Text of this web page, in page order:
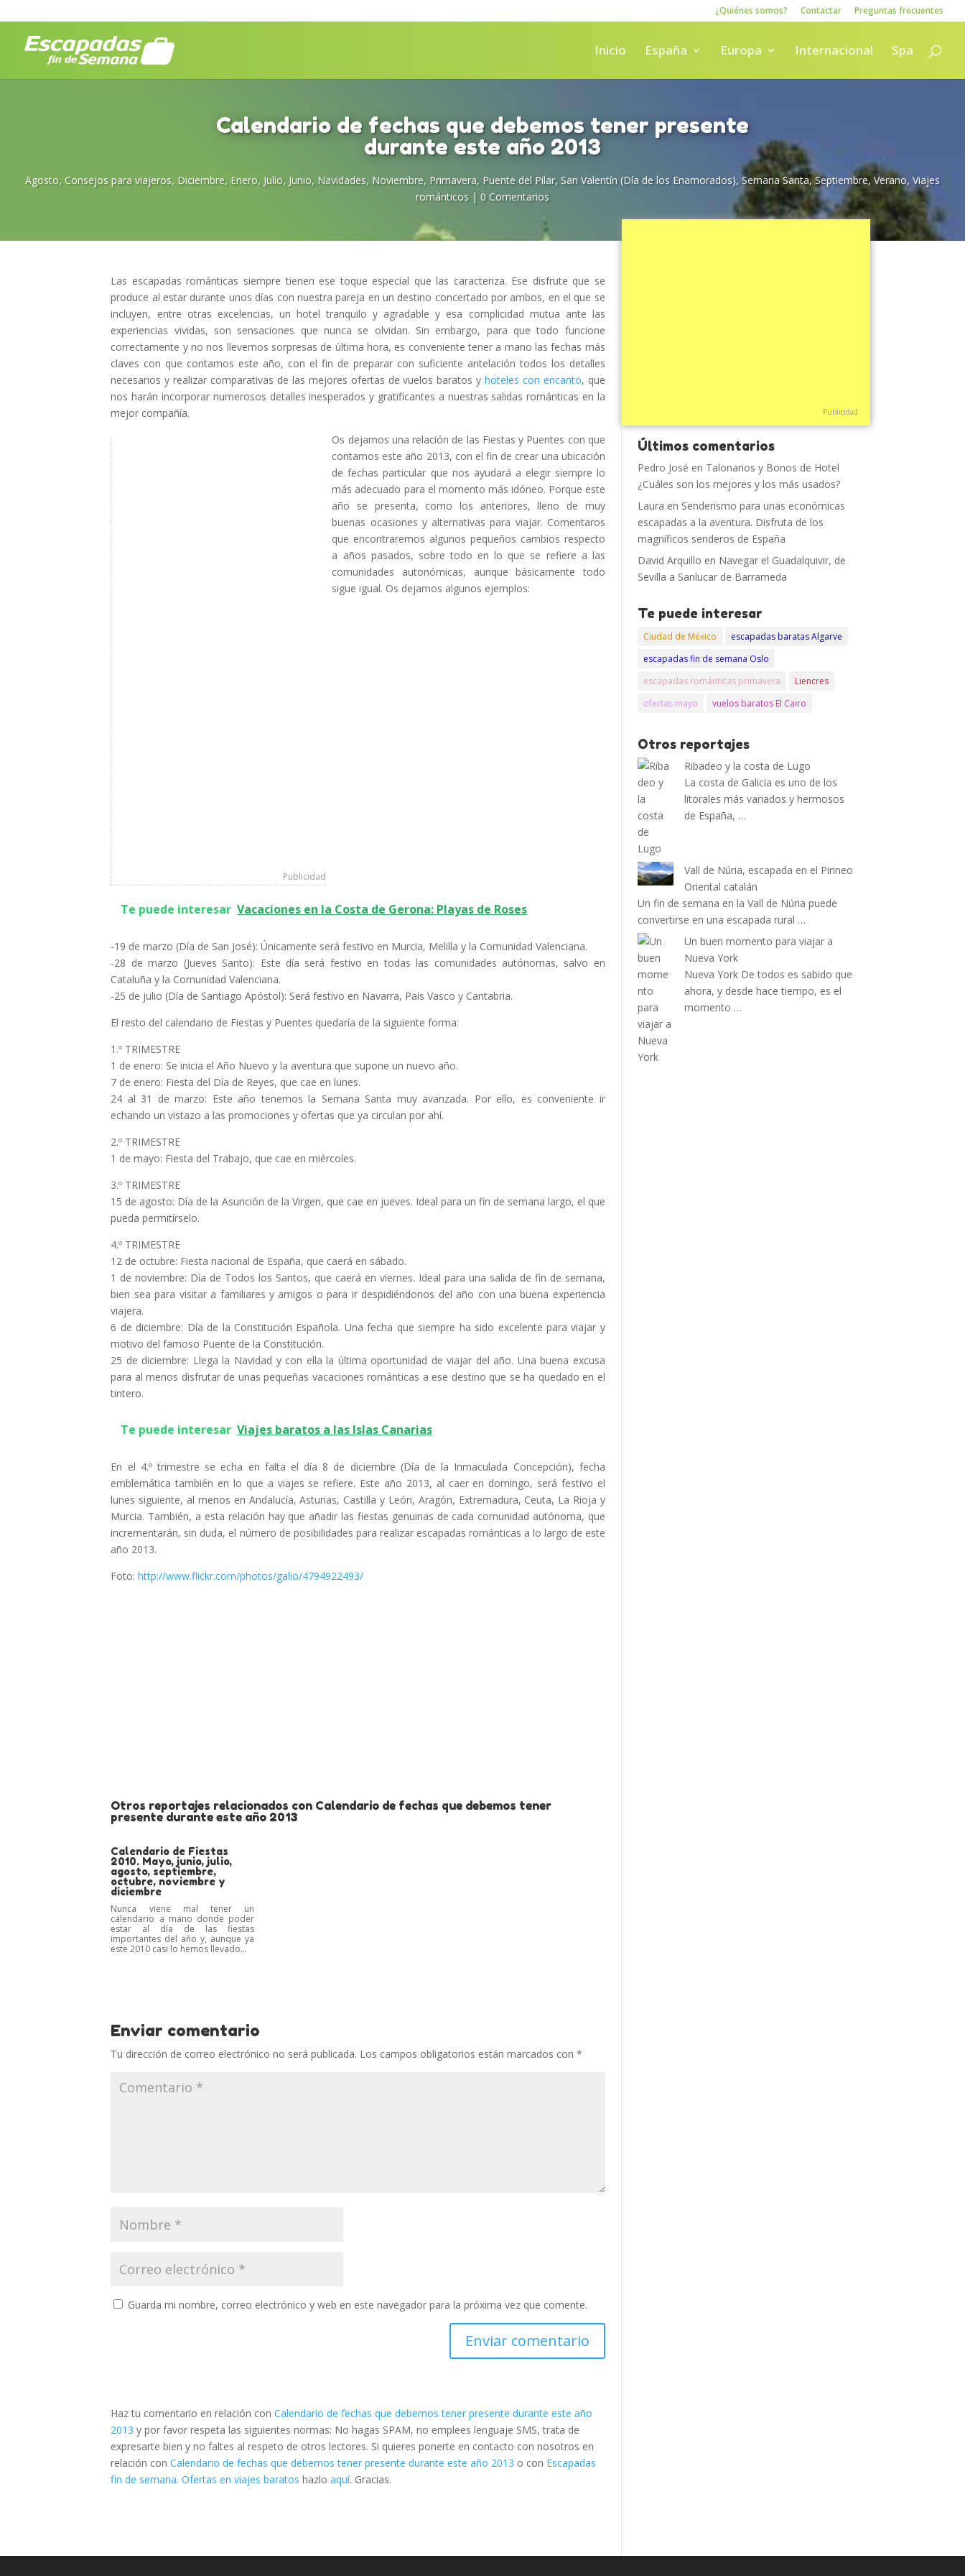
¿Quiénes somos? Contactar Preguntas frecuentes
Inicio España Europa Internacional Spa
Calendario de fechas que debemos tener presente
durante este año 2013
Agosto, Consejos para viajeros, Diciembre, Enero, Julio, Junio, Navidades, Noviembre, Primavera, Puente del Pilar, San Valentín (Día de los Enamorados), Semana Santa,Septiembre, Verano, Viajes
románticos | 0 Comentarios
Las escapadas románticas siempre tienen ese toque especial que las caracteriza. Ese disfrute que se
produce al estar durante unos días con nuestra pareja en un destino concertado por ambos, en el que se
incluyen, entre otras excelencias, un hotel tranquilo y agradable y esa complicidad mutua ante las
experiencias vividas, son sensaciones que nunca se olvidan. Sin embargo, para que todo funcione
correctamente y no nos llevemos sorpresas de última hora, es conveniente tener a mano las fechas más
claves con que contamos este año, con el fin de preparar con suficiente antelación todos los detalles
necesarios y realizar comparativas de las mejores ofertas de vuelos baratos yhoteles con encanto, que
nos harán incorporar numerosos detalles inesperados y gratificantes a nuestras salidas románticas en la
mejor compañía.
Publicidad
Os dejamos una relación de las Fiestas y Puentes con que
contamos este año 2013, con el fin de crear una ubicación
de fechas particular que nos ayudará a elegir siempre lo
más adecuado para el momento más idóneo. Porque este
año se presenta, como los anteriores, lleno de muy
buenas ocasiones y alternativas para viajar. Comentaros
que encontraremos algunos pequeños cambios respecto
a años pasados, sobre todo en lo que se refiere a las
comunidades autonómicas, aunque básicamente todo
sigue igual. Os dejamos algunos ejemplos:
Te puede interesar Vacaciones en la Costa de Gerona: Playas de Roses
-19 de marzo (Día de San José): Únicamente será festivo en Murcia, Melilla y la Comunidad Valenciana.
-28 de marzo (Jueves Santo): Este día será festivo en todas las comunidades autónomas, salvo en
Cataluña y la Comunidad Valenciana.
-25 de julio (Día de Santiago Apóstol): Será festivo en Navarra, País Vasco y Cantabria.
El resto del calendario de Fiestas y Puentes quedaría de la siguiente forma:
1.º TRIMESTRE
1 de enero: Se inicia el Año Nuevo y la aventura que supone un nuevo año.
7 de enero: Fiesta del Día de Reyes, que cae en lunes.
24 al 31 de marzo: Este año tenemos la Semana Santa muy avanzada. Por ello, es conveniente ir
echando un vistazo a las promociones y ofertas que ya circulan por ahí.
2.º TRIMESTRE
1 de mayo: Fiesta del Trabajo, que cae en miércoles.
3.º TRIMESTRE
15 de agosto: Día de la Asunción de la Virgen, que cae en jueves. Ideal para un fin de semana largo, el que
pueda permitírselo.
4.º TRIMESTRE
12 de octubre: Fiesta nacional de España, que caerá en sábado.
1 de noviembre: Día de Todos los Santos, que caerá en viernes. Ideal para una salida de fin de semana,
bien sea para visitar a familiares y amigos o para ir despidiéndonos del año con una buena experiencia
viajera.
6 de diciembre: Día de la Constitución Española. Una fecha que siempre ha sido excelente para viajar y
motivo del famoso Puente de la Constitución.
25 de diciembre: Llega la Navidad y con ella la última oportunidad de viajar del año. Una buena excusa
para al menos disfrutar de unas pequeñas vacaciones románticas a ese destino que se ha quedado en el
tintero.
Te puede interesar Viajes baratos a las Islas Canarias
En el 4.º trimestre se echa en falta el día 8 de diciembre (Día de la Inmaculada Concepción), fecha
emblemática también en lo que a viajes se refiere. Este año 2013, al caer en domingo, será festivo el
lunes siguiente, al menos en Andalucía, Asturias, Castilla y León, Aragón, Extremadura, Ceuta, La Rioja y
Murcia. También, a esta relación hay que añadir las fiestas genuinas de cada comunidad autónoma, que
incrementarán, sin duda, el número de posibilidades para realizar escapadas románticas a lo largo de este
año 2013.
Foto:http://www.flickr.com/photos/galio/4794922493/
Otros reportajes relacionados con Calendario de fechas que debemos tener
presente durante este año 2013
Calendario de Fiestas
2010. Mayo, junio, julio,
agosto, septiembre,
octubre, noviembre y
diciembre
Nunca viene mal tener un
calendario a mano donde poder
estar al día de las fiestas
importantes del año y, aunque ya
este 2010 casi lo hemos llevado...
Enviar comentario
Tu dirección de correo electrónico no será publicada. Los campos obligatorios están marcados con*
Guarda mi nombre, correo electrónico y web en este navegador para la próxima vez que comente.
Haz tu comentario en relación conCalendario de fechas que debemos tener presente durante este año
2013 y por favor respeta las siguientes normas: No hagas SPAM, no emplees lenguaje SMS, trata de
expresarte bien y no faltes al respeto de otros lectores. Si quieres ponerte en contacto con nosotros en
relación conCalendario de fechas que debemos tener presente durante este año 2013 o con Escapadas
fin de semana. Ofertas en viajes baratos hazloaquí. Gracias.
Publicidad
Últimos comentarios
Pedro José en Talonarios y Bonos de Hotel
¿Cuáles son los mejores y los más usados?
Laura en Senderismo para unas económicas
escapadas a la aventura. Disfruta de los
magníficos senderos de España
David Arquillo en Navegar el Guadalquivir, de
Sevilla a Sanlucar de Barrameda
Te puede interesar
Ciudad de México
escapadas baratas Algarve
escapadas fin de semana Oslo
escapadas románticas primavera
Liencres
ofertas mayo
vuelos baratos El Cairo
Otros reportajes
Ribadeo y la costa de Lugo
La costa de Galicia es uno de los
litorales más variados y hermosos
de España, …
Vall de Núria, escapada en el Pirineo
Oriental catalán
Un fin de semana en la Vall de Núria puede
convertirse en una escapada rural …
Un buen momento para viajar a
Nueva York
Nueva York De todos es sabido que
ahora, y desde hace tiempo, es el
momento …